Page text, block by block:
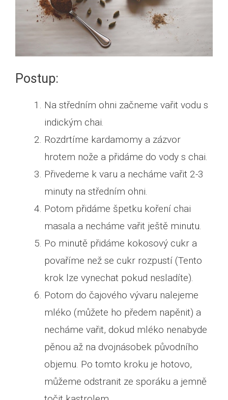
Postup:
Na středním ohni začneme vařit vodu s
indickým chai.
Rozdrtíme kardamomy a zázvor
hrotem nože a přidáme do vody s chai.
Přivedeme k varu a necháme vařit 2-3
minuty na středním ohni.
Potom přidáme špetku koření chai
masala a necháme vařit ještě minutu.
Po minutě přidáme kokosový cukr a
povaříme než se cukr rozpustí (Tento
krok lze vynechat pokud nesladíte).
Potom do čajového vývaru nalejeme
mléko (můžete ho předem napěnit) a
necháme vařit, dokud mléko nenabyde
pěnou až na dvojnásobek původního
objemu. Po tomto kroku je hotovo,
můžeme odstranit ze sporáku a jemně